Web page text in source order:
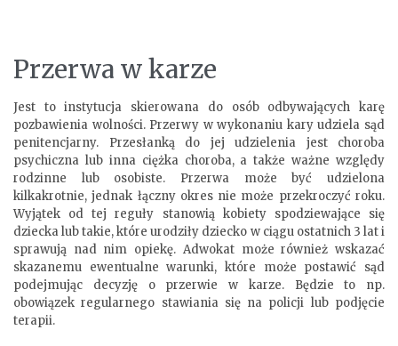
Przerwa w karze
Jest to instytucja skierowana do osób odbywających karę
pozbawienia wolności. Przerwy w wykonaniu kary udziela sąd
penitencjarny. Przesłanką do jej udzielenia jest choroba
psychiczna lub inna ciężka choroba, a także ważne względy
rodzinne lub osobiste. Przerwa może być udzielona
kilkakrotnie, jednak łączny okres nie może przekroczyć roku.
Wyjątek od tej reguły stanowią kobiety spodziewające się
dziecka lub takie, które urodziły dziecko w ciągu ostatnich 3 lat i
sprawują nad nim opiekę. Adwokat może również wskazać
skazanemu ewentualne warunki, które może postawić sąd
podejmując decyzję o przerwie w karze. Będzie to np.
obowiązek regularnego stawiania się na policji lub podjęcie
terapii.